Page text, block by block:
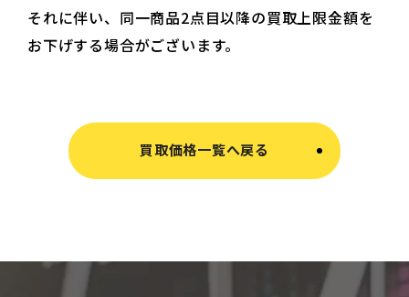
それに伴い、同一商品2点目以降の買取上限金額を
お下げする場合がございます。
買取価格一覧へ戻る